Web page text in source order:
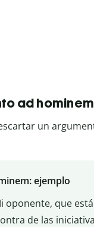
ad hominem
un
ejemplo
oponente, que
de las